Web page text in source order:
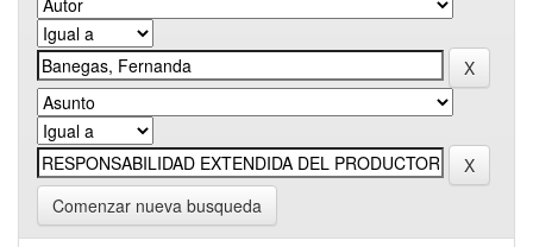
Comenzar nueva busqueda